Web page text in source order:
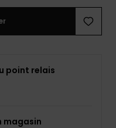
point relais
magasin